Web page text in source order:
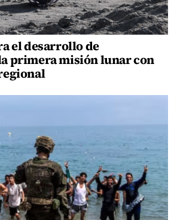
el desarrollo de
primera misión lunar con